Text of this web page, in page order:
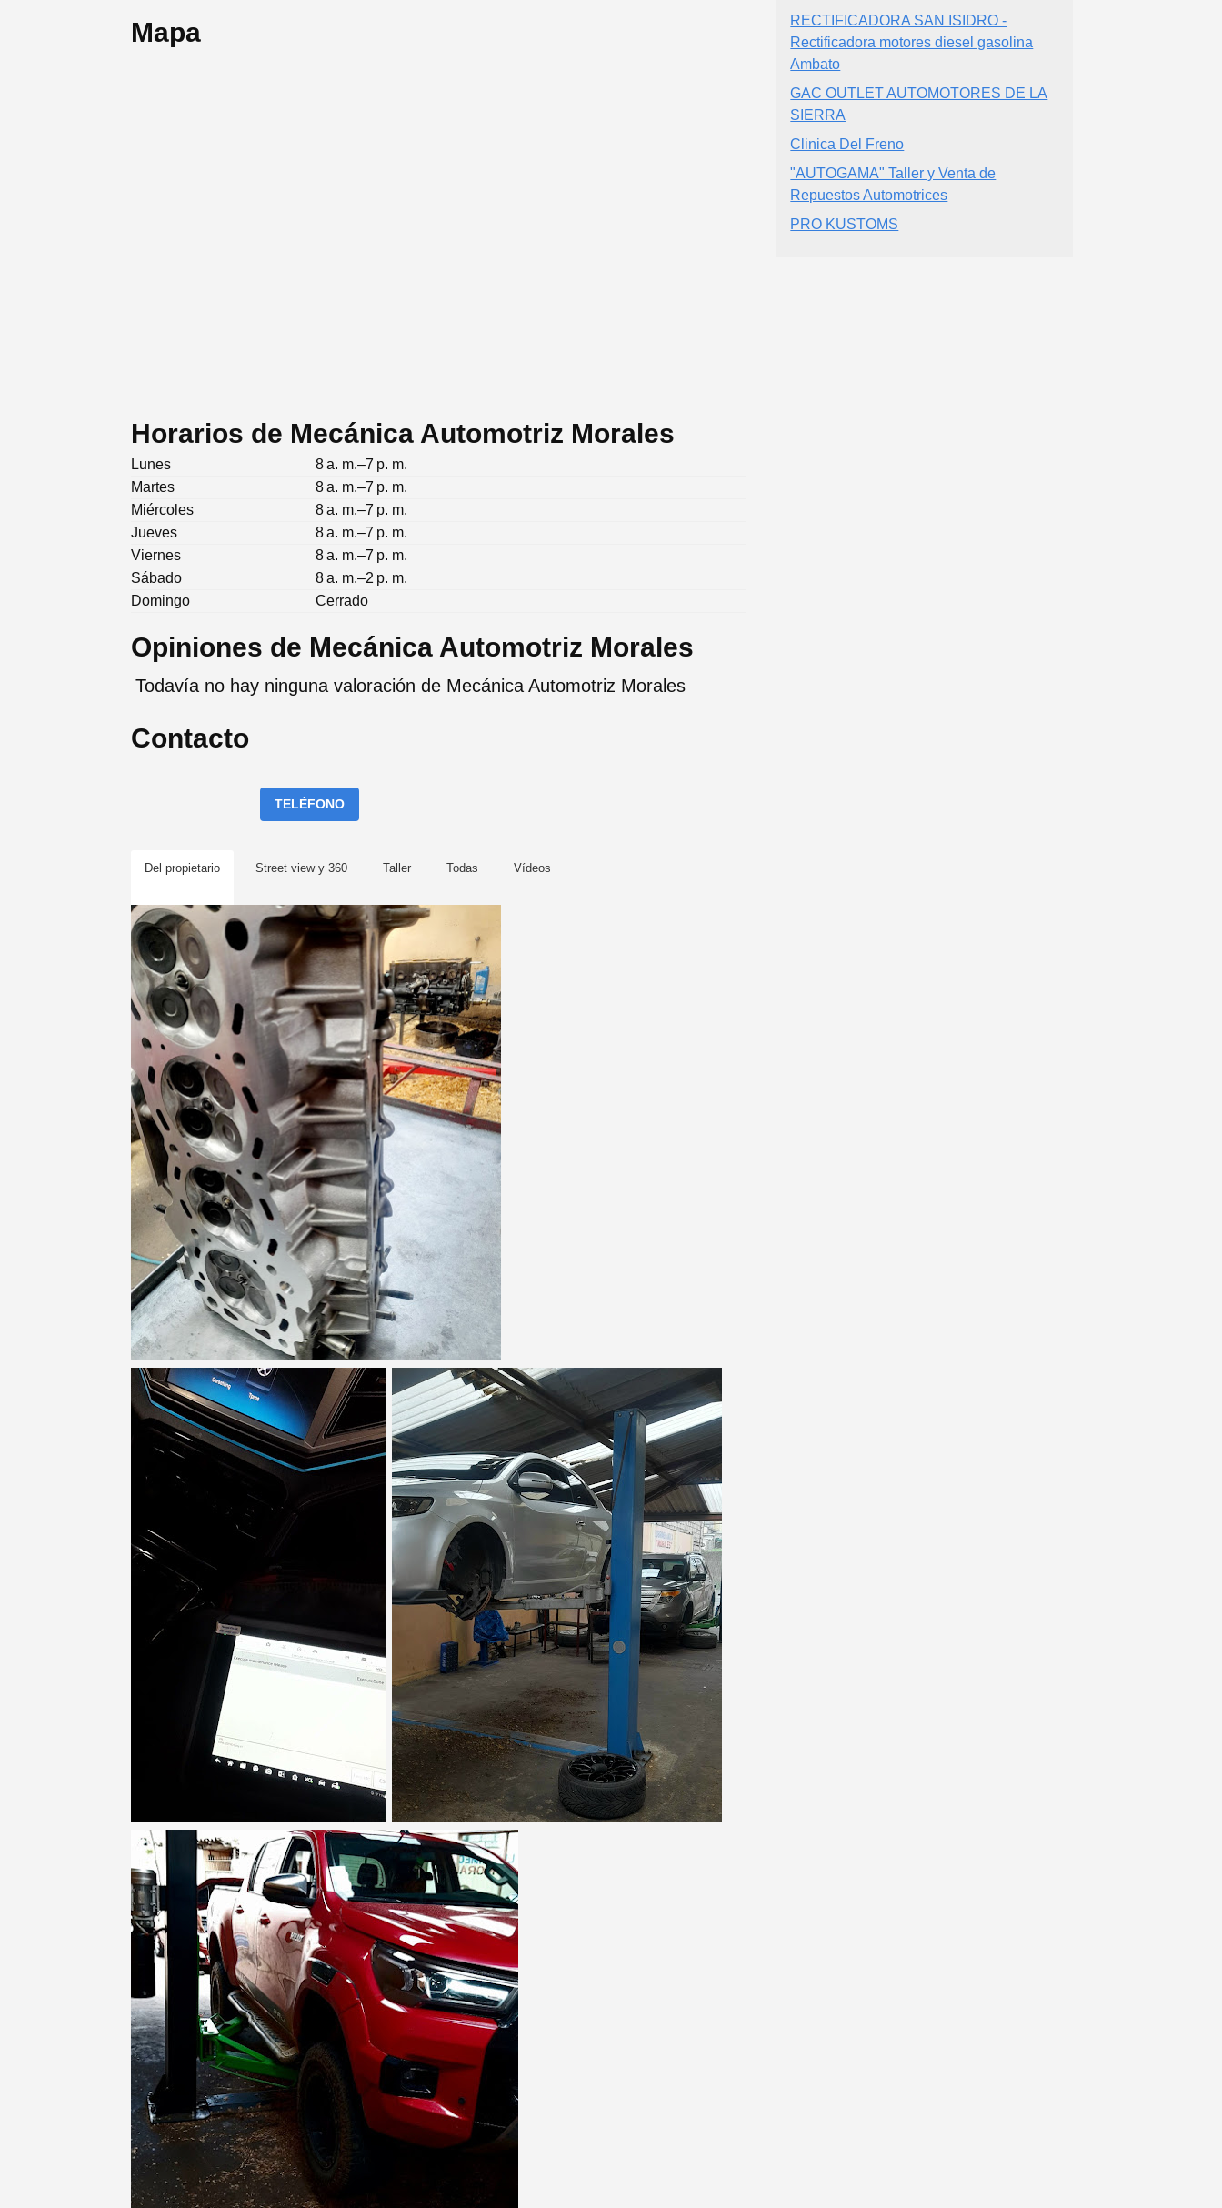
Mapa
Horarios de Mecánica Automotriz Morales
Lunes
8 a. m.–7 p. m.
Martes
8 a. m.–7 p. m.
Miércoles
8 a. m.–7 p. m.
Jueves
8 a. m.–7 p. m.
Viernes
8 a. m.–7 p. m.
Sábado
8 a. m.–2 p. m.
Domingo
Cerrado
Opiniones de Mecánica Automotriz Morales
Todavía no hay ninguna valoración de Mecánica Automotriz Morales
Contacto
TELÉFONO
Del propietario Street view y 360 Taller Todas Vídeos
RECTIFICADORA SAN ISIDRO -
Rectificadora motores diesel gasolina
Ambato
GAC OUTLET AUTOMOTORES DE LA
SIERRA
Clinica Del Freno
"AUTOGAMA" Taller y Venta de
Repuestos Automotrices
PRO KUSTOMS